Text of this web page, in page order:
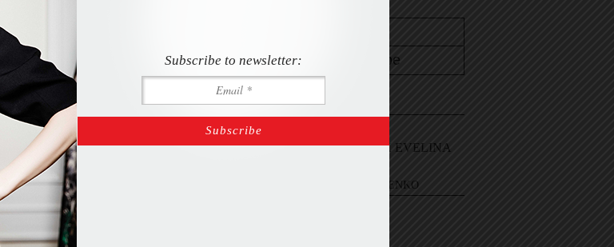
CONTACT
Sign In and ASK EVELINA
EVELINA KHROMTCHENKO
Subscribe to newsletter: